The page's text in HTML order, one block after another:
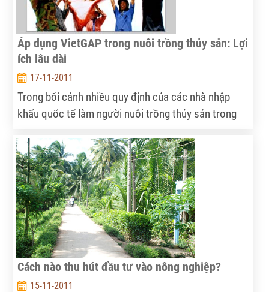
Áp dụng VietGAP trong nuôi trồng thủy sản: Lợi
ích lâu dài
17-11-2011
Trong bối cảnh nhiều quy định của các nhà nhập
khẩu quốc tế làm người nuôi trồng thủy sản trong
phạm thực hành nuôi trồng thủy sản tốt tại Việt
Nam (VietGAP) là điều vô cùng cần thiết. Tuy nhiên,
quá trình triển khai quy trình này không hề dễ dàng.
Cách nào thu hút đầu tư vào nông nghiệp?
15-11-2011